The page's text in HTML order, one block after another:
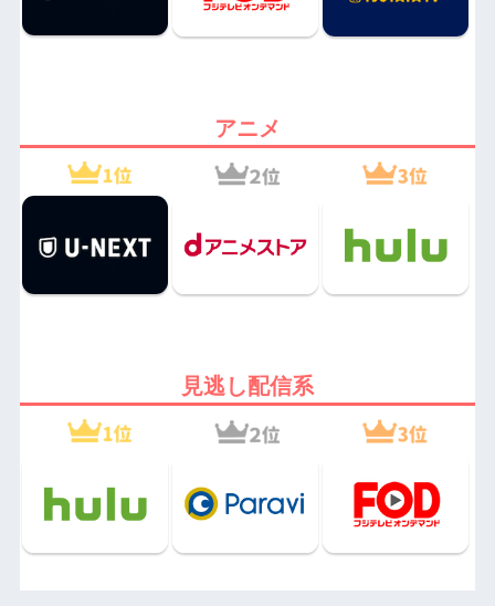
アニメ
見逃し配信系